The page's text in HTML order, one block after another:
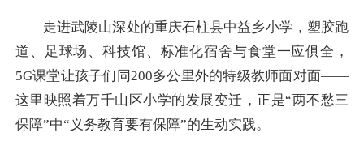
走进武陵山深处的重庆石柱县中益乡小学，塑胶跑
道、足球场、科技馆、标准化宿舍与食堂一应俱全，
5G课堂让孩子们同200多公里外的特级教师面对面——
这里映照着万千山区小学的发展变迁，正是“两不愁三
保障”中“义务教育要有保障”的生动实践。